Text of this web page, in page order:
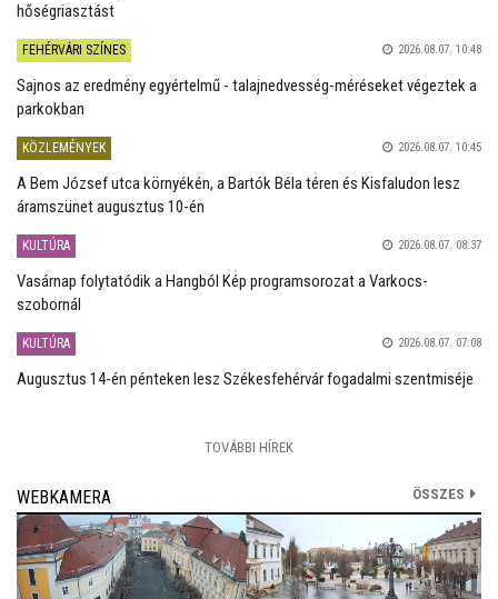
hőségriasztást
FEHÉRVÁRI SZÍNES 2026.08.07. 10:48
Sajnos az eredmény egyértelmű - talajnedvesség-méréseket végeztek a
parkokban
KÖZLEMÉNYEK 2026.08.07. 10:45
A Bem József utca környékén, a Bartók Béla téren és Kisfaludon lesz
áramszünet augusztus 10-én
KULTÚRA 2026.08.07. 08:37
Vasárnap folytatódik a Hangból Kép programsorozat a Varkocs-
szobornál
KULTÚRA 2026.08.07. 07:08
Augusztus 14-én pénteken lesz Székesfehérvár fogadalmi szentmiséje
TOVÁBBI HÍREK
WEBKAMERA ÖSSZES